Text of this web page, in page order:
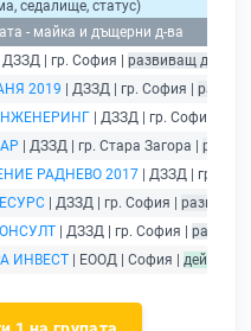
седалище, статус)
- майка и дъщерни д-ва
| ДЗЗД | гр. София | развиващ
2019 | ДЗЗД | гр. София |
| ДЗЗД | гр. София |
| ДЗЗД | гр. Стара Загора |
РАДНЕВО 2017 | ДЗЗД | гр.
| ДЗЗД | гр. София | развиващ
| ДЗЗД | гр. София |
ИНВЕСТ | ЕООД | София | действащ